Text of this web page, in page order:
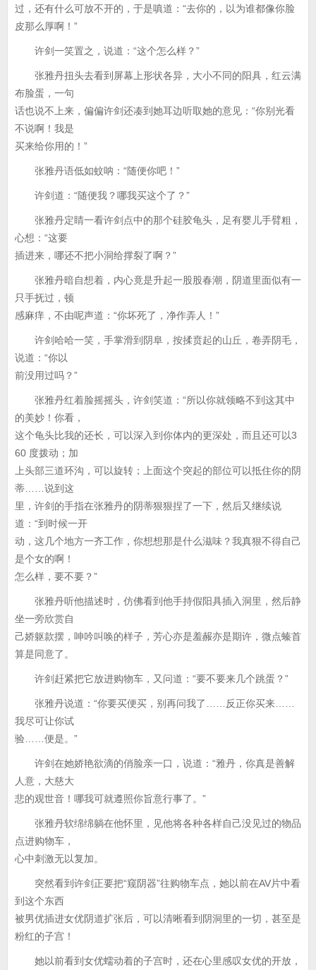
过，还有什么可放不开的，于是嗔道：“去你的，以为谁都像你脸
皮那么厚啊！”
许剑一笑置之，说道：“这个怎么样？”
张雅丹扭头去看到屏幕上形状各异，大小不同的阳具，红云满
布脸蛋，一句
话也说不上来，偏偏许剑还凑到她耳边听取她的意见：“你别光看
不说啊！我是
买来给你用的！”
张雅丹语低如蚊呐：“随便你吧！”
许剑道：“随便我？哪我买这个了？”
张雅丹定睛一看许剑点中的那个硅胶龟头，足有婴儿手臂粗，
心想：“这要
插进来，哪还不把小洞给撑裂了啊？”
张雅丹暗自想着，内心竟是升起一股股春潮，阴道里面似有一
只手抚过，顿
感麻痒，不由呢声道：“你坏死了，净作弄人！”
许剑哈哈一笑，手掌滑到阴阜，按揉贲起的山丘，卷弄阴毛，
说道：“你以
前没用过吗？”
张雅丹红着脸摇摇头，许剑笑道：“所以你就领略不到这其中
的美妙！你看，
这个龟头比我的还长，可以深入到你体内的更深处，而且还可以3
60 度拨动；加
上头部三道环沟，可以旋转；上面这个突起的部位可以抵住你的阴
蒂……说到这
里，许剑的手指在张雅丹的阴蒂狠狠捏了一下，然后又继续说
道：“到时候一开
动，这几个地方一齐工作，你想想那是什么滋味？我真狠不得自己
是个女的啊！
怎么样，要不要？”
张雅丹听他描述时，仿佛看到他手持假阳具插入洞里，然后静
坐一旁欣赏自
己娇躯款摆，呻吟叫唤的样子，芳心亦是羞赧亦是期许，微点螓首
算是同意了。
许剑赶紧把它放进购物车，又问道：“要不要来几个跳蛋？”
张雅丹说道：“你要买便买，别再问我了……反正你买来……
我尽可让你试
验……便是。”
许剑在她娇艳欲滴的俏脸亲一口，说道：“雅丹，你真是善解
人意，大慈大
悲的观世音！哪我可就遵照你旨意行事了。”
张雅丹软绵绵躺在他怀里，见他将各种各样自己没见过的物品
点进购物车，
心中刺激无以复加。
突然看到许剑正要把“窥阴器”往购物车点，她以前在AV片中看
到这个东西
被男优插进女优阴道扩张后，可以清晰看到阴洞里的一切，甚至是
粉红的子宫！
她以前看到女优蠕动着的子宫时，还在心里感叹女优的开放，